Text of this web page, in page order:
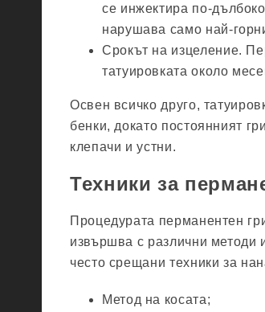
се инжектира по-
нарушава само най-
Срокът на изцеление.
татуировката около
Освен всичко друго,
бенки, докато постоянният
клепачи и устни.
Техники за
Процедурата перманентен
извършва с различни методи
често срещани техники за
Метод на косата;